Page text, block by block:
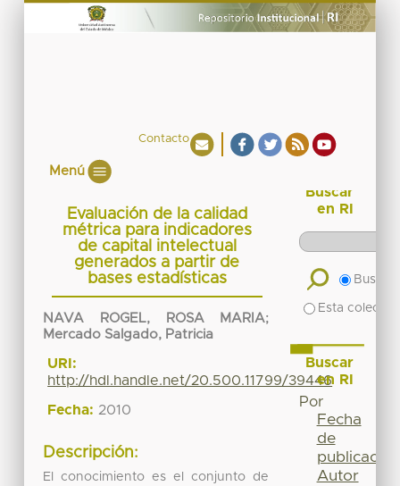
Contacto
Menú
Evaluación de la calidad
métrica para indicadores
de capital intelectual
generados a partir de
bases estadísticas
NAVA ROGEL, ROSA MARIA;
Mercado Salgado, Patricia
URI:
http://hdl.handle.net/20.500.11799/39446
Fecha: 2010
Descripción:
El conocimiento es el conjunto de
Buscar
en RI
Buscar
Esta
Buscar
en RI
Por
Fecha
de
publicación
Autor